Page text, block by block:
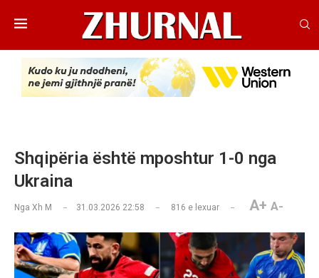
Shqipëria është mposhtur 1-0 nga
Ukraina
Nga Xh M 31.03.2026 22:58 816 e lexuar A+ A-